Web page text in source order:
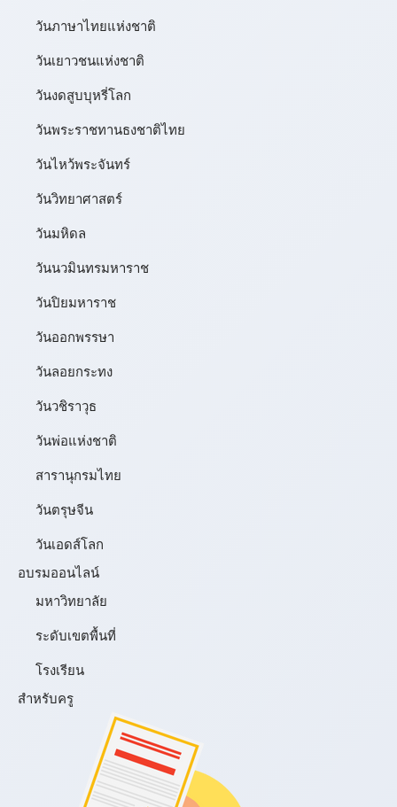
วันภาษาไทยแห่งชาติ
วันเยาวชนแห่งชาติ
วันงดสูบบุหรี่โลก
วันพระราชทานธงชาติไทย
วันไหว้พระจันทร์​
วันวิทยาศาสตร์
วันมหิดล
วันนวมินทรมหาราช
วันปิยมหาราช
วันออกพรรษา
วันลอยกระทง
วันวชิราวุธ
วันพ่อแห่งชาติ
สารานุกรมไทย
วันตรุษจีน
วันเอดส์โลก
อบรมออนไลน์
มหาวิทยาลัย
ระดับเขตพื้นที่
โรงเรียน
สำหรับครู